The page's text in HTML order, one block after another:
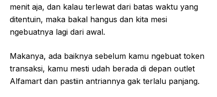
menit aja, dan kalau terlewat dari batas waktu yang
ditentuin, maka bakal hangus dan kita mesi
ngebuatnya lagi dari awal.
Makanya, ada baiknya sebelum kamu ngebuat token
transaksi, kamu mesti udah berada di depan outlet
Alfamart dan pastiin antriannya gak terlalu panjang.